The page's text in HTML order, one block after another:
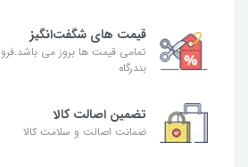
قیمت های شگفت‌انگیز
تمامی قیمت ها بروز می
بندرگاه
تضمین اصالت کالا
ضمانت اصالت و سلامت کالا